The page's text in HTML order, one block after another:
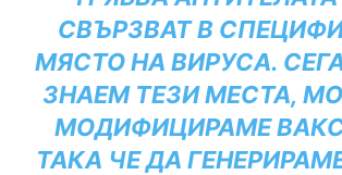
СВЪРЗВАТ В
МЯСТО НА ВИРУСА.
ЗНАЕМ ТЕЗИ МЕСТА,
МОДИФИЦИРАМЕ
ТАКА ЧЕ ДА